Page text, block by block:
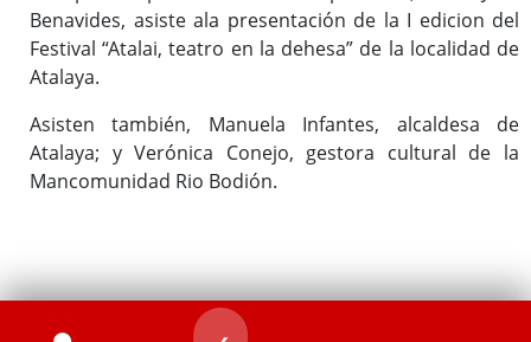
Benavides, asiste ala presentación de la I edicion del
Festival “Atalai, teatro en la dehesa” de la localidad de
Atalaya.
Asisten también, Manuela Infantes, alcaldesa de
Atalaya; y Verónica Conejo, gestora cultural de la
Mancomunidad Rio Bodión.